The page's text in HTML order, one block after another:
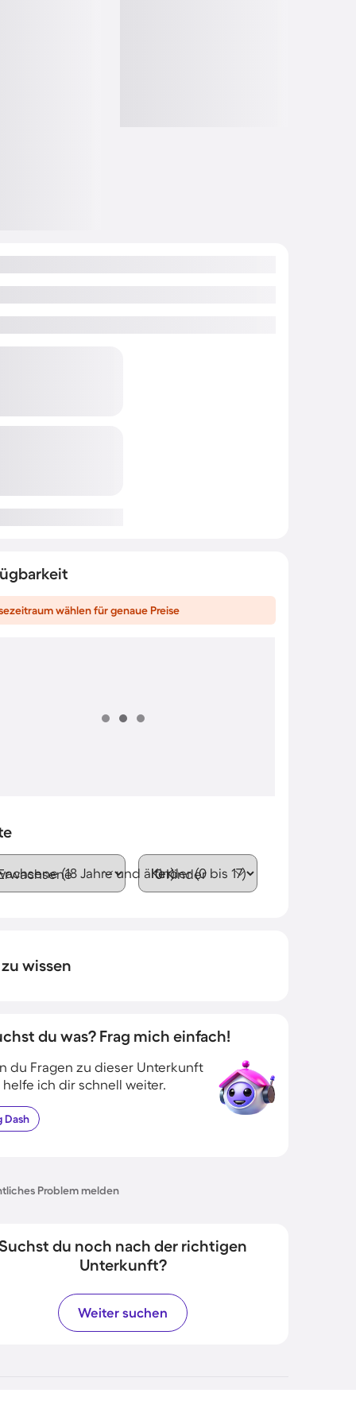
wählen für genaue Preise
(18 Jahre und älter)Kinder (0 bis 17)
wissen
du was? Frag mich einfach!
du Fragen zu dieser Unterkunft
helfe ich dir schnell weiter.
Dash
Problem melden
du noch nach der richtigen
Unterkunft?
Weiter suchen